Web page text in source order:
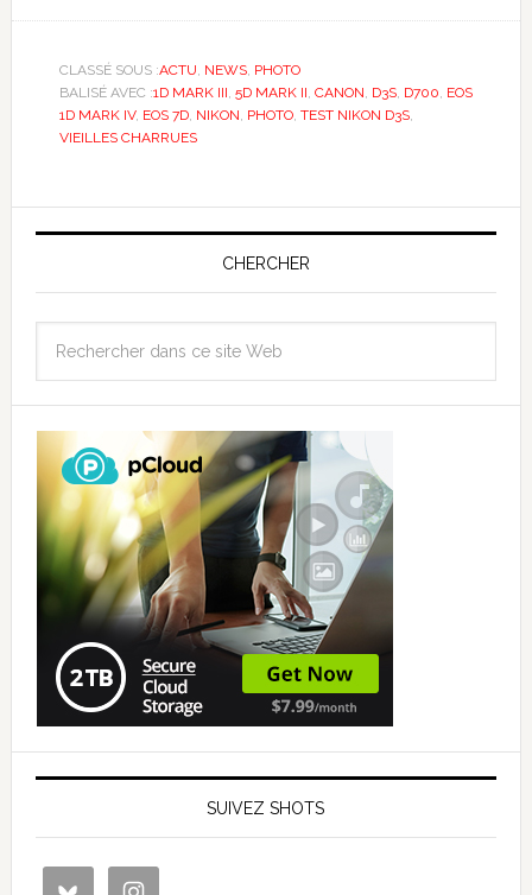
CLASSÉ SOUS :ACTU NEWS, PHOTO
BALISÉ AVEC :1D MARK III 5D MARK II CANON D3S, D700 EOS
1D MARK IV, EOS 7D, NIKON PHOTO, TEST NIKON D3S,
VIEILLES CHARRUES
CHERCHER
SUIVEZ SHOTS